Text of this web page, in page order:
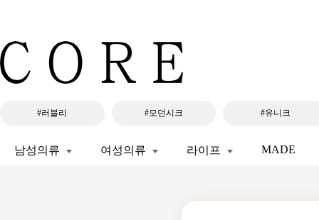
#러블리 #모던시크 #유니크
남성의류 여성의류 라이프 MADE